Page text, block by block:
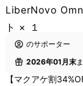
時にフィッ
イナミッ
LiberNovo
ト × １
のサポーター
2026年01月末
【マクアケ割